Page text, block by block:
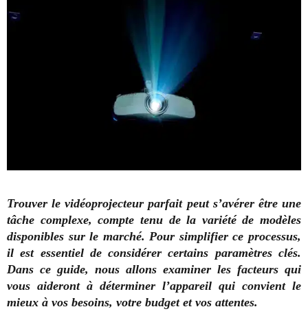
Trouver le vidéoprojecteur parfait peut s’avérer être une
tâche complexe, compte tenu de la variété de modèles
disponibles sur le marché. Pour simplifier ce processus,
il est essentiel de considérer certains paramètres clés.
Dans ce guide, nous allons examiner les facteurs qui
vous aideront à déterminer l’appareil qui convient le
mieux à vos besoins, votre budget et vos attentes.